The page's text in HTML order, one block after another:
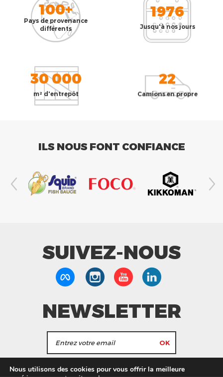
100+
Pays de provenance
différents
1976
Jusqu'à nos jours
30 000
m² d'entrepôt
22
Camions en propre
ILS NOUS FONT CONFIANCE
SUIVEZ-NOUS
NEWSLETTER
J'accepte de recevoir les actualités et les
Nous utilisons des cookies pour vous offrir la meilleure